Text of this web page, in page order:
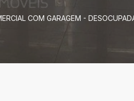
COM GARAGEM -